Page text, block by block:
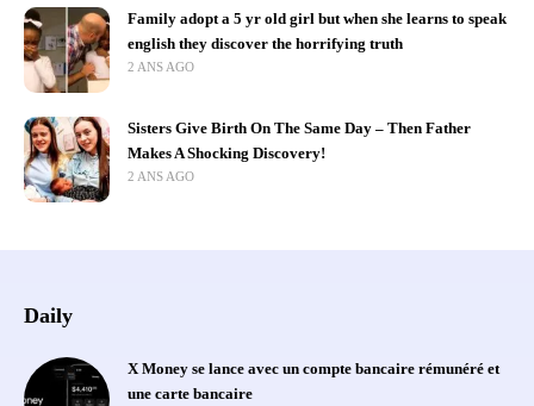
Family adopt a 5 yr old girl but when she learns to speak
english they discover the horrifying truth
2 ANS AGO
Sisters Give Birth On The Same Day – Then Father
Makes A Shocking Discovery!
2 ANS AGO
Daily
X Money se lance avec un compte bancaire rémunéré et
une carte bancaire